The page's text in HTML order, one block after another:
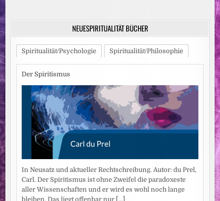
Beiträge
NEUESPIRITUALITÄT BÜCHER
Spiritualität/Psychologie Spiritualität/Philosophie
Der Spiritismus
In Neusatz und aktueller Rechtschreibung. Autor: du Prel,
Carl. Der Spiritismus ist ohne Zweifel die paradoxeste
aller Wissenschaften und er wird es wohl noch lange
bleiben. Das liegt offenbar nur [...]